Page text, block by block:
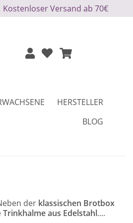
Kostenloser Versand ab 70€
HERSTELLER
BLOG
der klassischen Brotbox
Trinkhalme aus Edelstahl....